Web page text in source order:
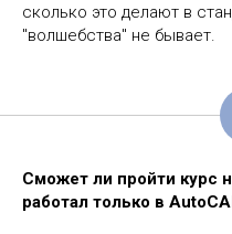
сколько это делают в
"волшебства" не бывает.
Сможет ли пройти курс
работал только в